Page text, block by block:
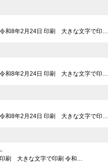
和8年2月24日 印刷 大きな文字で印…
和8年2月24日 印刷 大きな文字で印…
和8年2月24日 印刷 大きな文字で印…
刷 大きな文字で印刷 令和…